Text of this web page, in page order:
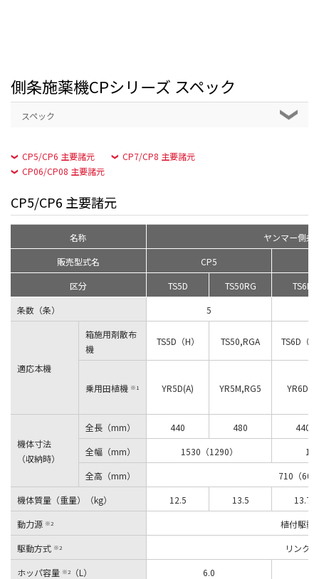
側条施薬機CPシリーズ スペック
スペック
CP5/CP6 主要諸元
CP7/CP8 主要諸元
CP06/CP08 主要諸元
CP5/CP6 主要諸元
名称
ヤンマー側条
販売型式名
CP5
区分
TS5D TS50RG
TS6D
条数（条）
5
適応本機
箱施用剤散布
機
TS5D（H） TS50,RGA TS6D（H
乗用田植機 ※1 YR5D(A) YR5M,RG5 YR6D(A)
機体寸法
（収納時）
全長（mm） 440 480
440
全幅（mm）
1530（1290）
全高（mm）
710（600
機体質量（重量）（kg）
12.5 13.5
13.7
動力源 ※2
植付駆動
駆動方式 ※2
リンク式
ホッパ容量 ※2 （L）
6.0